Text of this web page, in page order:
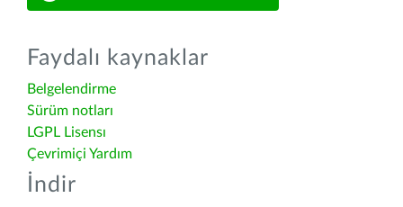
Faydalı kaynaklar
Belgelendirme
Sürüm notları
LGPL Lisensı
Çevrimiçi Yardım
İndir